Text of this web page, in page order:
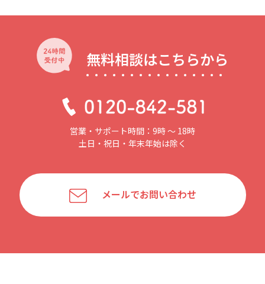
無料相談はこちらから
営業・サポート時間：9時 〜 18時
土日・祝日・年末年始は除く
メールでお問い合わせ